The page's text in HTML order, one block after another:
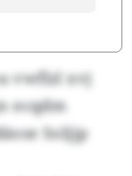
vwflzl xvj
ecqdm
Soljjp